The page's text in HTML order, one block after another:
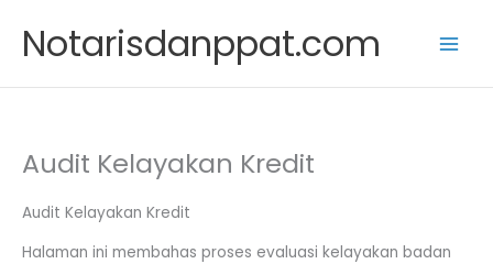
content
Notarisdanppat.com
Audit Kelayakan Kredit
Audit Kelayakan Kredit
Halaman ini membahas proses evaluasi kelayakan badan